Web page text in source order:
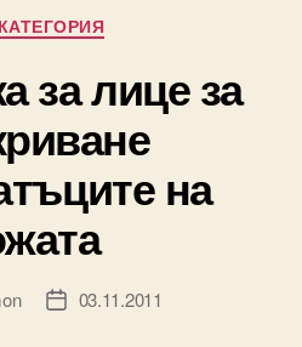
Categories
за лице за
на
Post03.11.2011